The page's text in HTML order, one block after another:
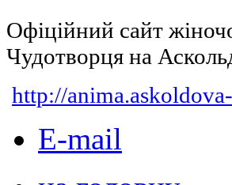
Офіційний сайт
Чудотворця на
http://
E-mail